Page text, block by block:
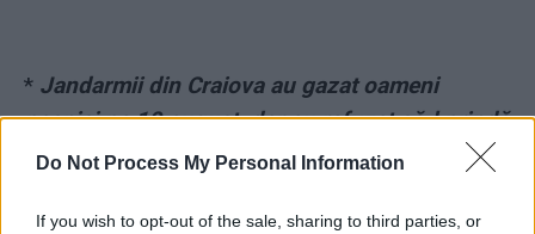
Do Not Process My Personal Information
If you wish to opt-out of the sale, sharing to third parties, or
* Jandarmii din Craiova au gazat oameni
pașnici pe 10 august, dar au refuzat să-l prindă
pe monstrul din Caracal!
*Monstrul din Caracal și-a legat soția în